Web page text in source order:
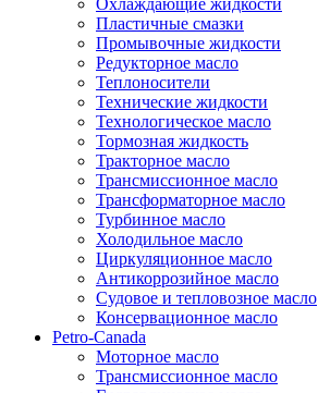
Охлаждающие жидкости
Пластичные смазки
Промывочные жидкости
Редукторное масло
Теплоносители
Технические жидкости
Технологическое масло
Тормозная жидкость
Тракторное масло
Трансмиссионное масло
Трансформаторное масло
Турбинное масло
Холодильное масло
Циркуляционное масло
Антикоррозийное масло
Судовое и тепловозное масло
Консервационное масло
Petro-Canada
Моторное масло
Трансмиссионное масло